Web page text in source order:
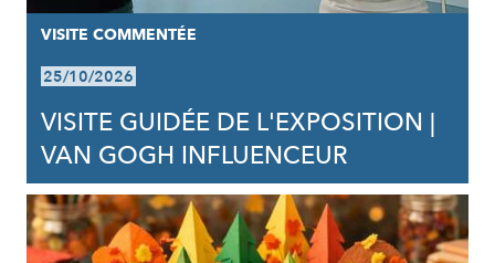
VISITE COMMENTÉE
25/10/2026
VISITE GUIDÉE DE L'EXPOSITION |
VAN GOGH INFLUENCEUR